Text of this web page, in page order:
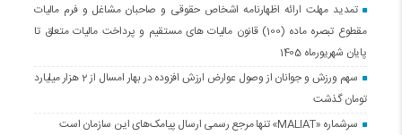
تمدید مهلت ارائه اظهارنامه اشخاص حقوقی و صاحبان مشاغل و فرم مالیات
مقطوع تبصره ماده (100) قانون مالیات های مستقیم و پرداخت مالیات متعلق تا
پایان شهریورماه 1405
سهم ورزش و جوانان از وصول عوارض ارزش افزوده در بهار امسال از 2 هزار میلیارد
تومان گذشت
سرشماره «MALIAT» تنها مرجع رسمی ارسال پیامک‌های این سازمان است